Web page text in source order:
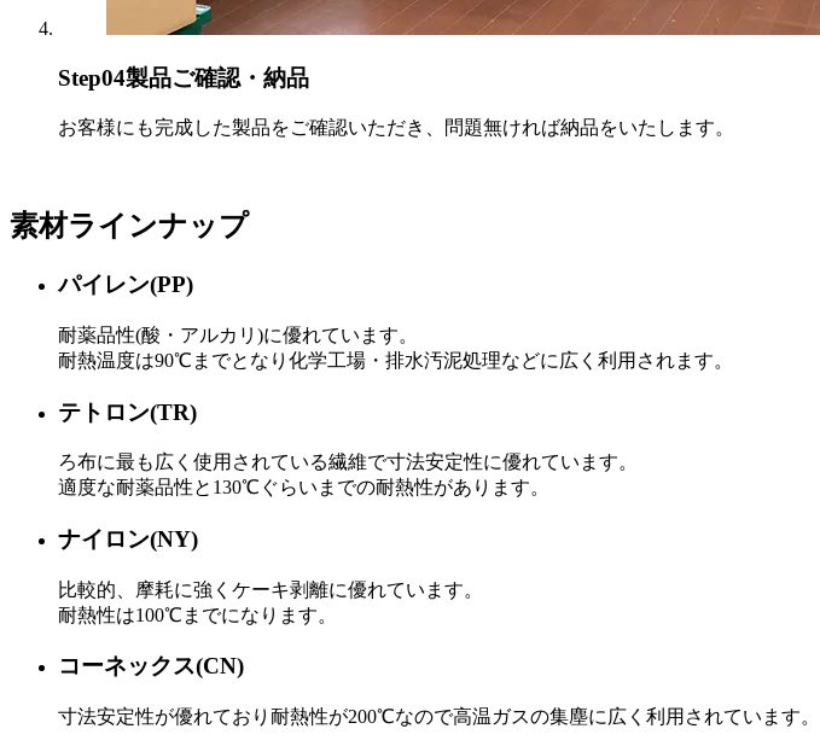
Step04製品ご確認・納品
お客様にも完成した製品をご確認いただき、問題無ければ納品をいたします。
素材ラインナップ
パイレン(PP)
耐薬品性(酸・アルカリ)に優れています。
耐熱温度は90℃までとなり化学工場・排水汚泥処理などに広く利用されます。
テトロン(TR)
ろ布に最も広く使用されている繊維で寸法安定性に優れています。
適度な耐薬品性と130℃ぐらいまでの耐熱性があります。
ナイロン(NY)
比較的、摩耗に強くケーキ剥離に優れています。
耐熱性は100℃までになります。
コーネックス(CN)
寸法安定性が優れており耐熱性が200℃なので高温ガスの集塵に広く利用されています。